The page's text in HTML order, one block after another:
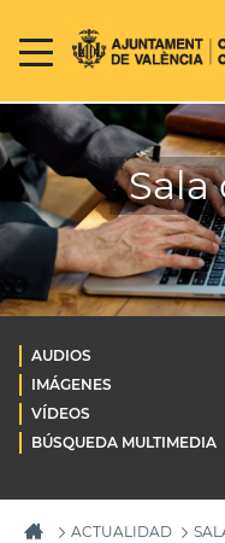
Sala
AUDIOS
IMÁGENES
VÍDEOS
BÚSQUEDA MULTIMEDIA
ACTUALIDAD